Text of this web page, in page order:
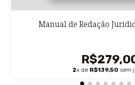
Manual de Redação
2x de R$139,50 sem